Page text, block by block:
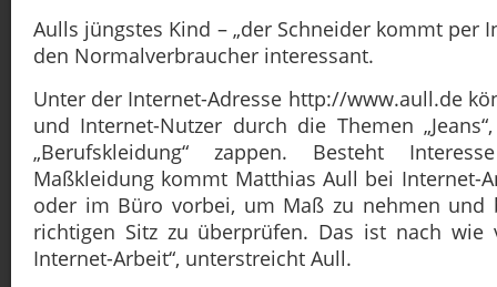
Aulls jüngstes Kind – „der Schneider kommt per
den Normalverbraucher interessant.
Unter der Internet-Adresse http://www.aull.de
und Internet-Nutzer durch die Themen
„Berufskleidung“ zappen. Besteht
Maßkleidung kommt Matthias Aull bei Internet-
oder im Büro vorbei, um Maß zu nehmen und
richtigen Sitz zu überprüfen. Das ist nach
Internet-Arbeit“, unterstreicht Aull.